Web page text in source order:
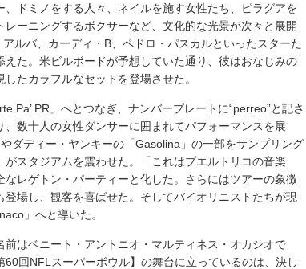
ドミノをする人々、ネイルを施す女性たち、ピラグアを
ーニングするボクサーなど、文化的な光景が次々と展開
ルバ、カーディ・B、ペドロ・パスカルといったスターた
た。米ビルボードが予想していた通り、彼はおなじみの
たカラフルなセットを登場させた。
Pa’ PR」へとつなぎ、ナンバープレートに“perreo”と記さ
数十人の女性ダンサーに囲まれてパフォーマンスを展
ダディー・ヤンキーの「Gasolina」の一部をサンプリング
スタジアムを震わせた。「これはプエルトリコの音楽
レゲトン・パーティーと化した。さらにはツアーの象徴
場し、観客を喜ばせた。そしてバイオリニストたちが現
」へと導いた。
はベニート・アントニオ・マルティネス・オカシオで
回NFLスーパーボウル】の舞台に立っているのは、決し